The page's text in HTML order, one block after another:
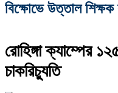
বিক্ষোভে উত্তাল
রোহিঙ্গা ক্যাম্পের
চাকরিচ্যুতি